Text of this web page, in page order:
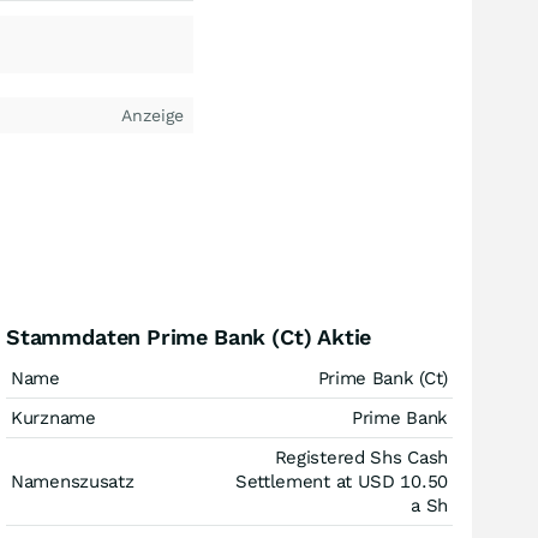
Anzeige
Stammdaten Prime Bank (Ct) Aktie
Name
Prime Bank (Ct)
Kurzname
Prime Bank
Namenszusatz
Registered Shs Cash
Settlement at USD 10.50
a Sh